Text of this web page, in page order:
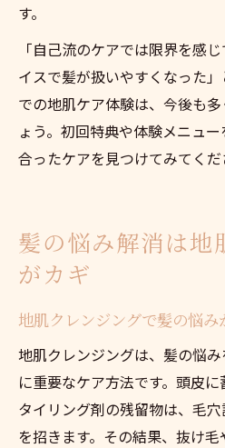
す。
「自己流のケアでは限界を感
イスで髪が扱いやすくなった
での地肌ケア体験は、今後も
ょう。初回特典や体験メニュ
合ったケアを見つけてみてくだ
髪の悩み解消は地
がカギ
地肌クレンジングで髪の悩み
地肌クレンジングは、髪の悩
に重要なケア方法です。頭皮
タイリング剤の残留物は、毛
を招きます。その結果、抜け